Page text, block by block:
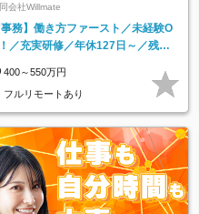
会社Willmate
事務】働き方ファースト／未経験O
／充実研修／年休127日～／残業
400～550万円
フルリモートあり